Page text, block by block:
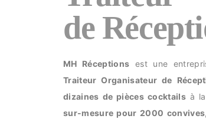
de
MH Réceptions est une
Traiteur Organisateur de
dizaines de pièces cocktailsà la
sur-mesure pour 2000 convives